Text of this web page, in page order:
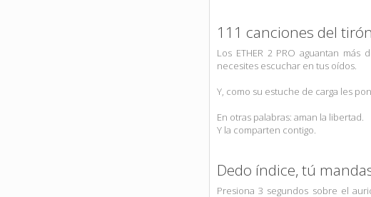
111 canciones del tirón
Los ETHER 2 PRO aguantan
necesites escuchar en tus oídos.
Y, como su estuche de carga les
En otras palabras: aman la libertad.
Y la comparten contigo.
Dedo índice, tú
Presiona 3 segundos sobre el